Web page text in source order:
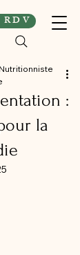
:
la